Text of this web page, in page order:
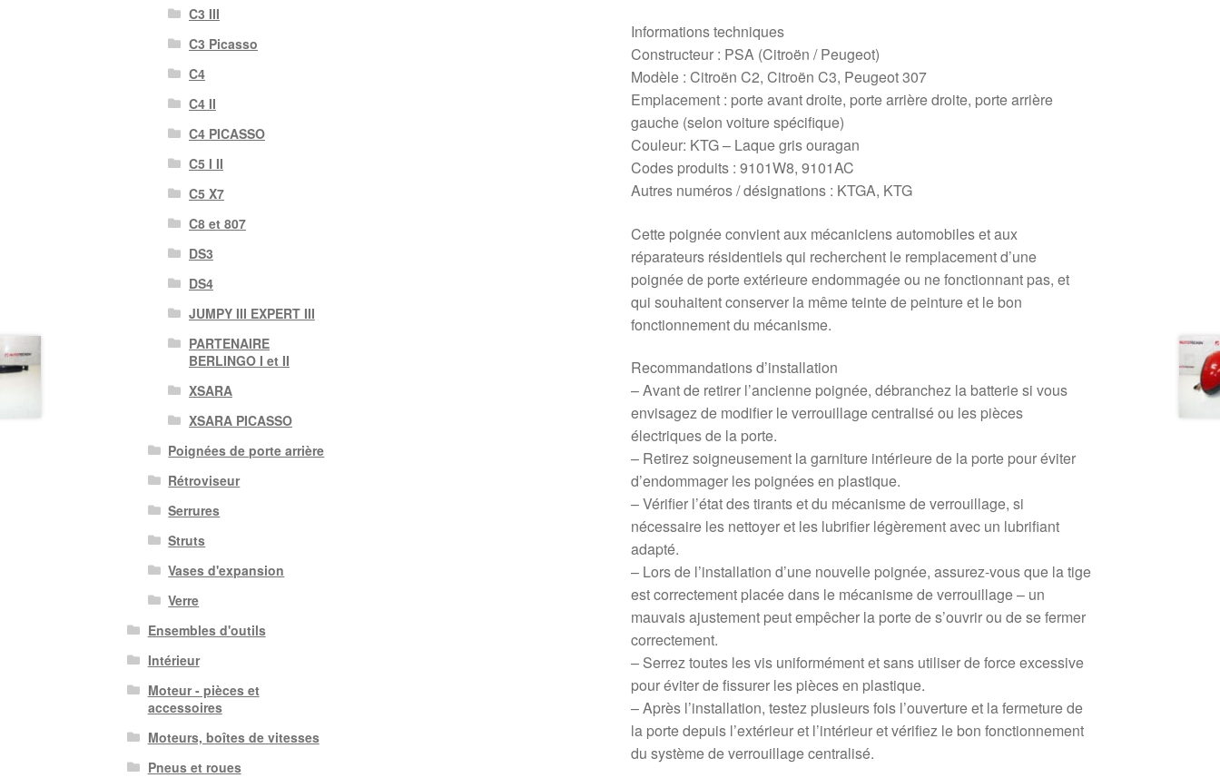
Informations techniques
Constructeur : PSA (Citroën / Peugeot)
Modèle : Citroën C2, Citroën C3, Peugeot 307
Emplacement : porte avant droite, porte arrière droite, porte arrière
gauche (selon voiture spécifique)
Couleur: KTG – Laque gris ouragan
Codes produits : 9101W8, 9101AC
Autres numéros / désignations : KTGA, KTG
Cette poignée convient aux mécaniciens automobiles et aux
réparateurs résidentiels qui recherchent le remplacement d’une
poignée de porte extérieure endommagée ou ne fonctionnant pas, et
qui souhaitent conserver la même teinte de peinture et le bon
fonctionnement du mécanisme.
Recommandations d’installation
– Avant de retirer l’ancienne poignée, débranchez la batterie si vous
envisagez de modifier le verrouillage centralisé ou les pièces
électriques de la porte.
– Retirez soigneusement la garniture intérieure de la porte pour éviter
d’endommager les poignées en plastique.
– Vérifier l’état des tirants et du mécanisme de verrouillage, si
nécessaire les nettoyer et les lubrifier légèrement avec un lubrifiant
adapté.
– Lors de l’installation d’une nouvelle poignée, assurez-vous que la tige
est correctement placée dans le mécanisme de verrouillage – un
mauvais ajustement peut empêcher la porte de s’ouvrir ou de se fermer
correctement.
– Serrez toutes les vis uniformément et sans utiliser de force excessive
pour éviter de fissurer les pièces en plastique.
– Après l’installation, testez plusieurs fois l’ouverture et la fermeture de
la porte depuis l’extérieur et l’intérieur et vérifiez le bon fonctionnement
du système de verrouillage centralisé.
C3 III
C3 Picasso
C4
C4 II
C4 PICASSO
C5 I II
C5 X7
C8 et 807
DS3
DS4
JUMPY III EXPERT III
PARTENAIRE
BERLINGO I et II
XSARA
XSARA PICASSO
Poignées de porte arrière
Rétroviseur
Serrures
Struts
Vases d'expansion
Verre
Ensembles d'outils
Intérieur
Moteur - pièces et
accessoires
Moteurs, boîtes de vitesses
Pneus et roues